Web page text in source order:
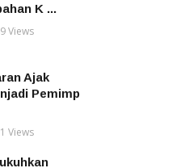
K ...
Views
Ajak
Pemimp
Views